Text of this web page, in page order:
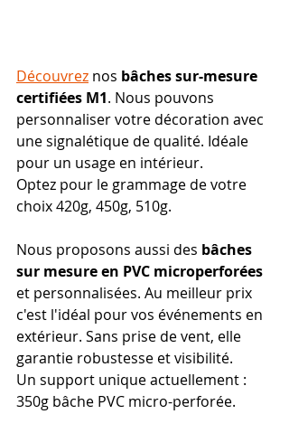
Découvrez nos bâches sur-mesure
certifiées M1. Nous pouvons
personnaliser votre décoration avec
une signalétique de qualité. Idéale
pour un usage en intérieur.
Optez pour le grammage de votre
choix 420g, 450g, 510g.
Nous proposons aussi des bâches
sur mesure en PVC microperforées
et personnalisées. Au meilleur prix
c'est l'idéal pour vos événements en
extérieur. Sans prise de vent, elle
garantie robustesse et visibilité.
Un support unique actuellement :
350g bâche PVC micro-perforée.